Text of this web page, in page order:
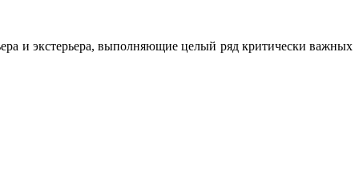
и экстерьера, выполняющие целый ряд критически важных